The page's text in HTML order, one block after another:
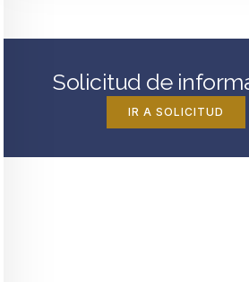
Solicitud de
IR A SOLICITUD